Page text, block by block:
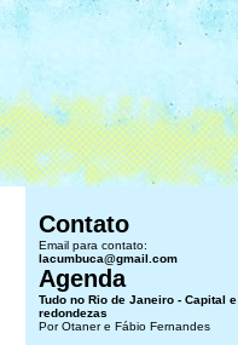
Contato
Email para contato:
lacumbuca@gmail.com
Agenda
Tudo no Rio de Janeiro - Capital e
redondezas
Por Otaner e Fábio Fernandes